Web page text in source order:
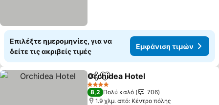
Επιλέξτε ημερομηνίες, για να
δείτε τις ακριβείς τιμές
Εμφάνιση τιμών
Κοινοποίηση
Προσθήκη στα αγαπημένα
Orchidea Hotel
4 Αστέρια
8,2 Πολύ καλό
706
1.9 χλμ. από: Κέντρο πόλης